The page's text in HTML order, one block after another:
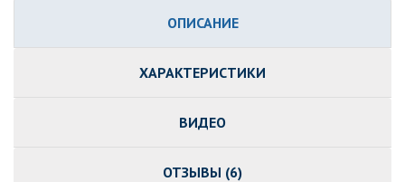
ОПИСАНИЕ
ХАРАКТЕРИСТИКИ
ВИДЕО
ОТЗЫВЫ (6)